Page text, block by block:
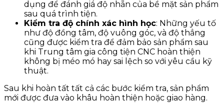
dụng để đánh giá độ nhẵn của bề mặt sản phẩm
sau quá trình tiện.
Kiểm tra độ chính xác hình học: Những yếu tố
như độ đồng tâm, độ vuông góc, và độ thẳng
cũng được kiểm tra để đảm bảo sản phẩm sau
khi Trung tâm gia công tiện CNC hoàn thiện
không bị méo mó hay sai lệch so với yêu cầu kỹ
thuật.
Sau khi hoàn tất tất cả các bước kiểm tra, sản phẩm
mới được đưa vào khâu hoàn thiện hoặc giao hàng.